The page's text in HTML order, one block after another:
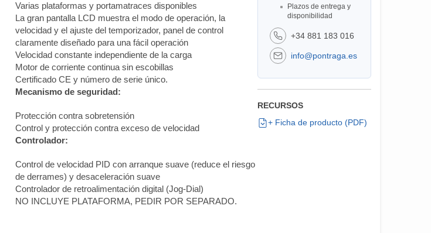
Varias plataformas y portamatraces disponibles
La gran pantalla LCD muestra el modo de operación, la
velocidad y el ajuste del temporizador, panel de control
claramente diseñado para una fácil operación
Velocidad constante independiente de la carga
Motor de corriente continua sin escobillas
Certificado CE y número de serie único.
Mecanismo de seguridad:
Protección contra sobretensión
Control y protección contra exceso de velocidad
Controlador:
Control de velocidad PID con arranque suave (reduce el riesgo
de derrames) y desaceleración suave
Controlador de retroalimentación digital (Jog-Dial)
NO INCLUYE PLATAFORMA, PEDIR POR SEPARADO.
Plazos de entrega y
disponibilidad
+34 881 183 016
info@pontraga.es
RECURSOS
+ Ficha de producto (PDF)